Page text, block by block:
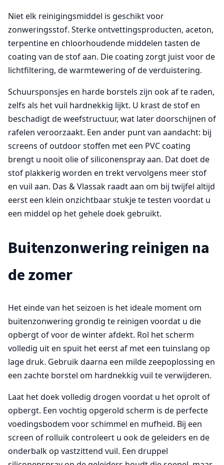
Niet elk reinigingsmiddel is geschikt voor
zonweringsstof. Sterke ontvettingsproducten, aceton,
terpentine en chloorhoudende middelen tasten de
coating van de stof aan. Die coating zorgt juist voor de
lichtfiltering, de warmtewering of de verduistering.
Schuursponsjes en harde borstels zijn ook af te raden,
zelfs als het vuil hardnekkig lijkt. U krast de stof en
beschadigt de weefstructuur, wat later doorschijnen of
rafelen veroorzaakt. Een ander punt van aandacht: bij
screens of outdoor stoffen met een PVC coating
brengt u nooit olie of siliconenspray aan. Dat doet de
stof plakkerig worden en trekt vervolgens meer stof
en vuil aan. Das & Vlassak raadt aan om bij twijfel altijd
eerst een klein onzichtbaar stukje te testen voordat u
een middel op het gehele doek gebruikt.
Buitenzonwering reinigen na
de zomer
Het einde van het seizoen is het ideale moment om
buitenzonwering grondig te reinigen voordat u die
opbergt of voor de winter afdekt. Rol het scherm
volledig uit en spuit het eerst af met een tuinslang op
lage druk. Gebruik daarna een milde zeepoplossing en
een zachte borstel om hardnekkig vuil te verwijderen.
Laat het doek volledig drogen voordat u het oprolt of
opbergt. Een vochtig opgerold scherm is de perfecte
voedingsbodem voor schimmel en mufheid. Bij een
screen of rolluik controleert u ook de geleiders en de
onderbalk op vastzittend vuil. Een druppel